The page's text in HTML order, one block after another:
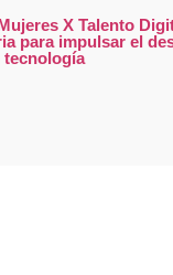
X Talento
para impulsar el
tecnología